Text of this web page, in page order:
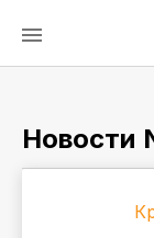
Новости